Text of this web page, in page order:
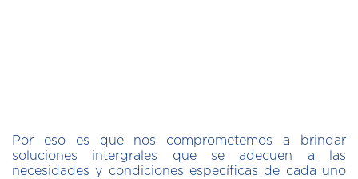
Por eso es que nos comprometemos a brindar
soluciones intergrales que se adecuen a las
necesidades y condiciones específicas de cada uno